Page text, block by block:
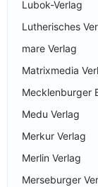
Lubok-Verlag
Lutherisches
mare Verlag
Matrixmedia
Mecklenburger
Medu Verlag
Merkur Verlag
Merlin Verlag
Merseburger